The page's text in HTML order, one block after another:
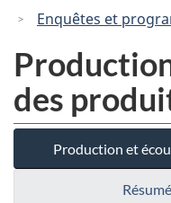
Enquêtes et
des
Production et